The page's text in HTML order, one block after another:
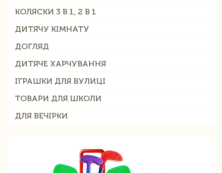
КОЛЯСКИ 3 В 1, 2 В 1
ДИТЯЧУ КІМНАТУ
ДОГЛЯД
ДИТЯЧЕ ХАРЧУВАННЯ
ІГРАШКИ ДЛЯ ВУЛИЦІ
ТОВАРИ ДЛЯ ШКОЛИ
ДЛЯ ВЕЧІРКИ